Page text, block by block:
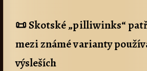
📜 Skotské „pilliwinks“
mezi známé varianty
výsleších